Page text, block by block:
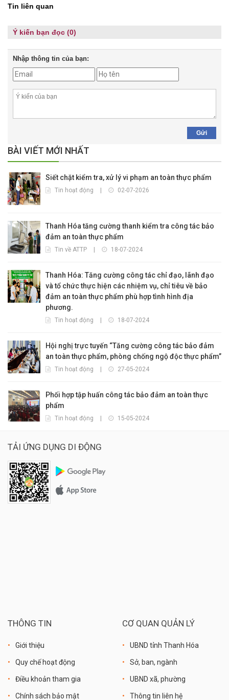
Tin liên quan
Ý kiến bạn đọc (0)
Nhập thông tin của bạn:
Gửi
BÀI VIẾT MỚI NHẤT
Siết chặt kiểm tra, xử lý vi phạm an toàn thực phẩm
Tin hoạt động 02-07-2026
Thanh Hóa tăng cường thanh kiểm tra công tác bảo
đảm an toàn thực phẩm
Tin về ATTP 18-07-2024
Thanh Hóa: Tăng cường công tác chỉ đạo, lãnh đạo
và tổ chức thực hiện các nhiệm vụ, chỉ tiêu về bảo
đảm an toàn thực phẩm phù hợp tình hình địa
phương.
Tin hoạt động 18-07-2024
Hội nghị trực tuyến “Tăng cường công tác bảo đảm
an toàn thực phẩm, phòng chống ngộ độc thực phẩm”
Tin hoạt động 27-05-2024
Phối hợp tập huấn công tác bảo đảm an toàn thực
phẩm
Tin hoạt động 15-05-2024
TẢI ỨNG DỤNG DI ĐỘNG
THÔNG TIN
Giới thiệu
Quy chế hoạt động
Điều khoản tham gia
Chính sách bảo mật
CƠ QUAN QUẢN LÝ
UBND tỉnh Thanh Hóa
Sở, ban, ngành
UBND xã, phường
Thông tin liên hệ